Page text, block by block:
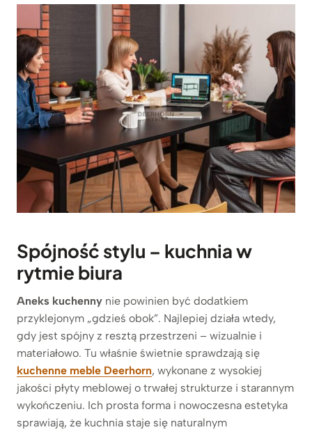
Spójność stylu – kuchnia w
rytmie biura
Aneks kuchenny nie powinien być dodatkiem
przyklejonym „gdzieś obok”. Najlepiej działa wtedy,
gdy jest spójny z resztą przestrzeni – wizualnie i
materiałowo. Tu właśnie świetnie sprawdzają się
kuchenne meble Deerhorn, wykonane z wysokiej
jakości płyty meblowej o trwałej strukturze i starannym
wykończeniu. Ich prosta forma i nowoczesna estetyka
sprawiają, że kuchnia staje się naturalnym